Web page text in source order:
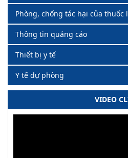
Phòng, chống tác hại của thuốc
Thông tin quảng cáo
Thiết bị y tế
Y tế dự phòng
VIDEO